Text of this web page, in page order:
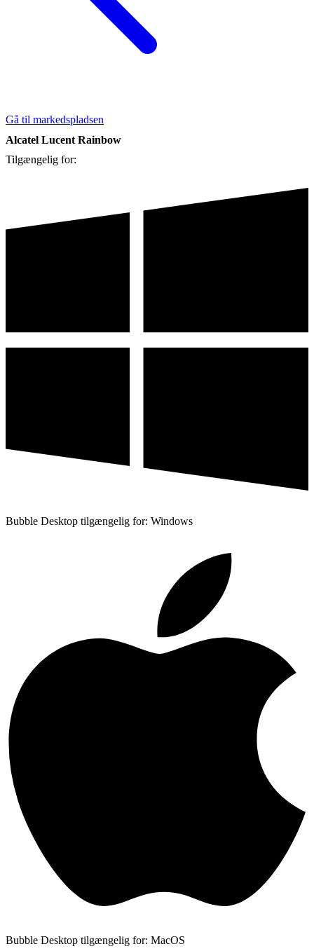
Gå til markedspladsen
Alcatel Lucent Rainbow
Tilgængelig for:
Bubble Desktop tilgængelig for: Windows
Bubble Desktop tilgængelig for: MacOS